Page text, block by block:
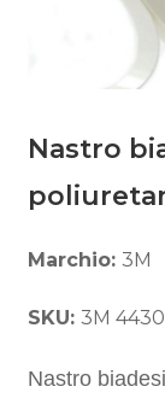
Nastro
Marchio: 3M
SKU: 3M
Nastro